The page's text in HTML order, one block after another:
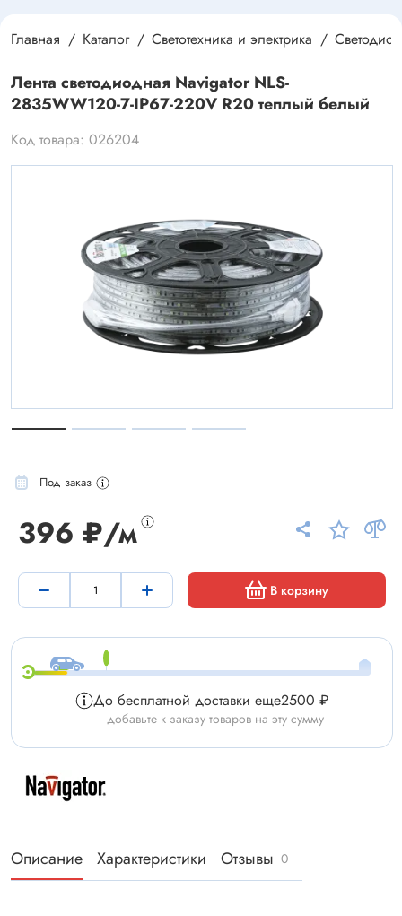
Главная Каталог Светотехника и электрика
Лента светодиодная Navigator NLS-
2835WW120-7-IP67-220V R20 теплый белый
Код товара: 026204
Под заказ
396 ₽/м
В корзину
До бесплатной доставки еще2500 ₽
добавьте к заказу товаров на эту сумму
Описание Характеристики Отзывы 0